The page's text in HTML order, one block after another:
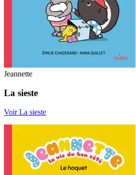
Jeannette
La sieste
Voir La sieste